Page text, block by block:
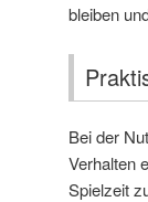
bleiben
Bei der
Verhalten
Spielzeit